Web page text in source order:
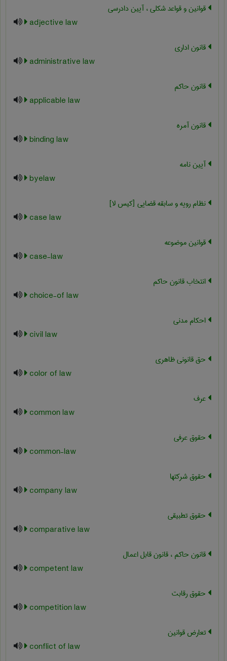
قوانین و قواعد شکلی ، آیین دادرسی
adjective law
قانون اداري
administrative law
قانون حاکم
applicable law
قانون آمره
binding law
آیین نامه
byelaw
نظام رویه و سابقه قضایی [کیس لا]
case law
قوانین موضوعه
case-law
انتخاب قانون حاکم
choice-of law
احکام مدنی
civil law
حق قانونی ظاهری
color of law
عرف
common law
حقوق عرفی
common-law
حقوق شرکتها
company law
حقوق تطبیقی
comparative law
قانون حاکم ، قانون قابل اعمال
competent law
حقوق رقابت
competition law
تعارض قوانین
conflict of law